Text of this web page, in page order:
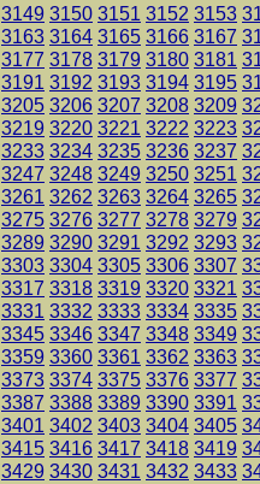
3149 3150 3151 3152 3153
3163 3164 3165 3166 3167
3177 3178 3179 3180 3181
3191 3192 3193 3194 3195
3205 3206 3207 3208 3209
3219 3220 3221 3222 3223
3233 3234 3235 3236 3237
3247 3248 3249 3250 3251
3261 3262 3263 3264 3265
3275 3276 3277 3278 3279
3289 3290 3291 3292 3293
3303 3304 3305 3306 3307
3317 3318 3319 3320 3321
3331 3332 3333 3334 3335
3345 3346 3347 3348 3349
3359 3360 3361 3362 3363
3373 3374 3375 3376 3377
3387 3388 3389 3390 3391
3401 3402 3403 3404 3405
3415 3416 3417 3418 3419
3429 3430 3431 3432 3433